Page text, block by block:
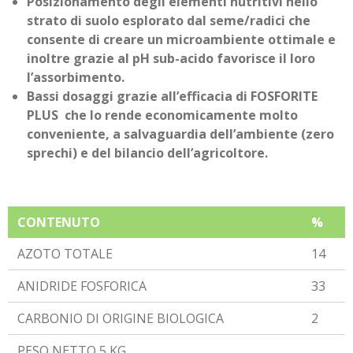
strato di suolo esplorato dal seme/radici che
consente di creare un microambiente ottimale e
inoltre grazie al pH sub-acido favorisce il loro
l’assorbimento.
Bassi dosaggi grazie all’efficacia di FOSFORITE
PLUS che lo rende economicamente molto
conveniente, a salvaguardia dell’ambiente (zero
sprechi) e del bilancio dell’agricoltore.
CONTENUTO
%
AZOTO TOTALE
14
ANIDRIDE FOSFORICA
33
CARBONIO DI ORIGINE BIOLOGICA
2